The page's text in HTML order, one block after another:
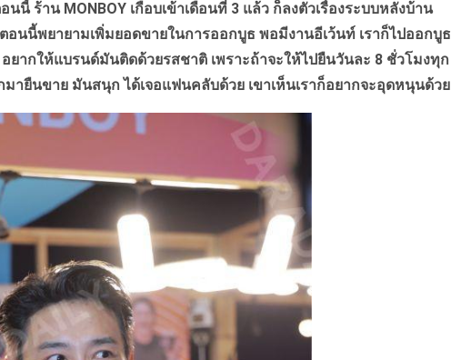
นนี้ ร้าน MONBOY เกือบเข้าเดือนที่ 3 แล้ว ก็ลงตัวเรื่องระบบหลังบ้าน
นนี้พยายามเพิ่มยอดขายในการออกบูธ พอมีงานอีเว้นท์ เราก็ไปออกบูธ
ยากให้แบรนด์มันติดด้วยรสชาติ เพราะถ้าจะให้ไปยืนวันละ 8 ชั่วโมงทุก
ยืนขาย มันสนุก ได้เจอแฟนคลับด้วย เขาเห็นเราก็อยากจะอุดหนุนด้วย